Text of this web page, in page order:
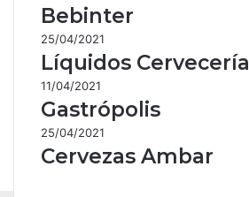
Bebinter
25/04/2021
Líquidos Cervecería
11/04/2021
Gastrópolis
25/04/2021
Cervezas Ambar